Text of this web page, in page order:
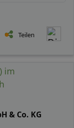
Teilen
im
& Co. KG